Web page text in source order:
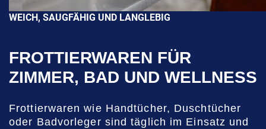
WEICH, SAUGFÄHIG UND LANGLEBIG
FROTTIERWAREN FÜR
ZIMMER, BAD UND WELLNESS
Frottierwaren wie Handtücher, Duschtücher
oder Badvorleger sind täglich im Einsatz und